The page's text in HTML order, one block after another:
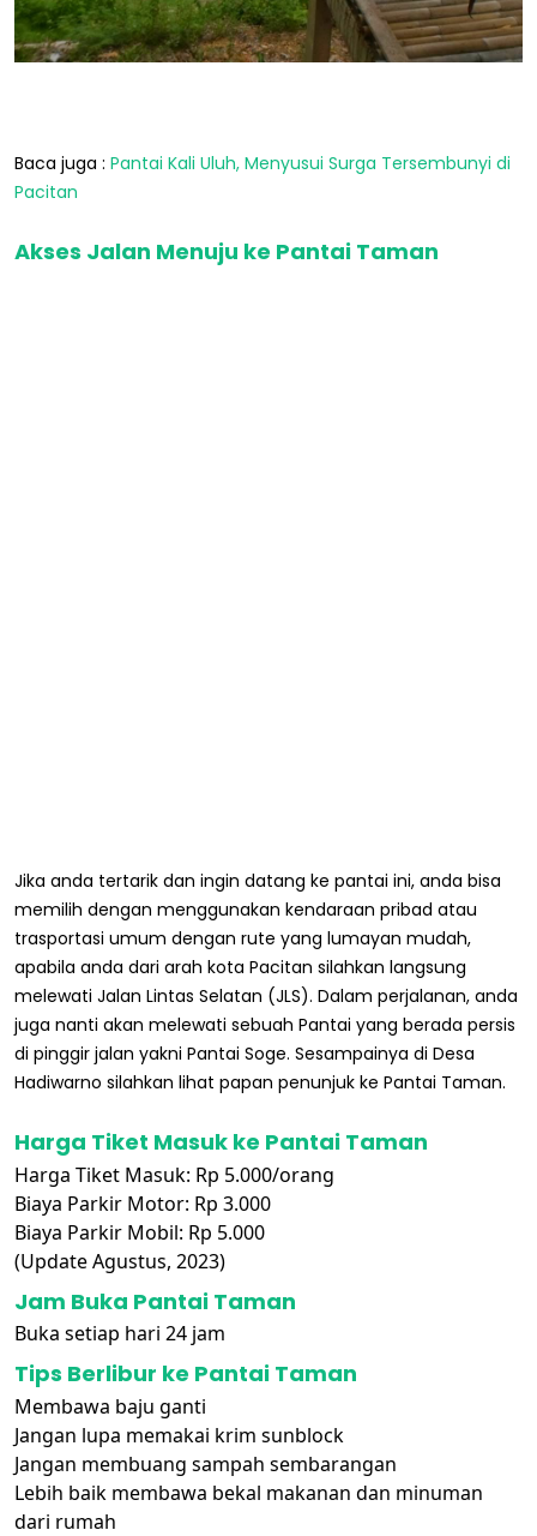
Baca juga : Pantai Kali Uluh, Menyusui Surga Tersembunyi di
Pacitan
Akses Jalan Menuju ke Pantai Taman
Jika anda tertarik dan ingin datang ke pantai ini, anda bisa
memilih dengan menggunakan kendaraan pribad atau
trasportasi umum dengan rute yang lumayan mudah,
apabila anda dari arah kota Pacitan silahkan langsung
melewati Jalan Lintas Selatan (JLS). Dalam perjalanan, anda
juga nanti akan melewati sebuah Pantai yang berada persis
di pinggir jalan yakni Pantai Soge. Sesampainya di Desa
Hadiwarno silahkan lihat papan penunjuk ke Pantai Taman.
Harga Tiket Masuk ke Pantai Taman
Harga Tiket Masuk: Rp 5.000/orang
Biaya Parkir Motor: Rp 3.000
Biaya Parkir Mobil: Rp 5.000
(Update Agustus, 2023)
Jam Buka Pantai Taman
Buka setiap hari 24 jam
Tips Berlibur ke Pantai Taman
Membawa baju ganti
Jangan lupa memakai krim sunblock
Jangan membuang sampah sembarangan
Lebih baik membawa bekal makanan dan minuman
dari rumah